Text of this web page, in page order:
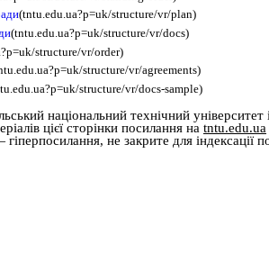
(tntu.edu.ua?p=uk/structure/vr/plan)
(tntu.edu.ua?p=uk/structure/vr/docs)
structure/vr/order)
structure/vr/agreements)
structure/vr/docs-sample)
національний технічний університет
цієї сторінки посилання на tntu.edu.ua
не закрите для